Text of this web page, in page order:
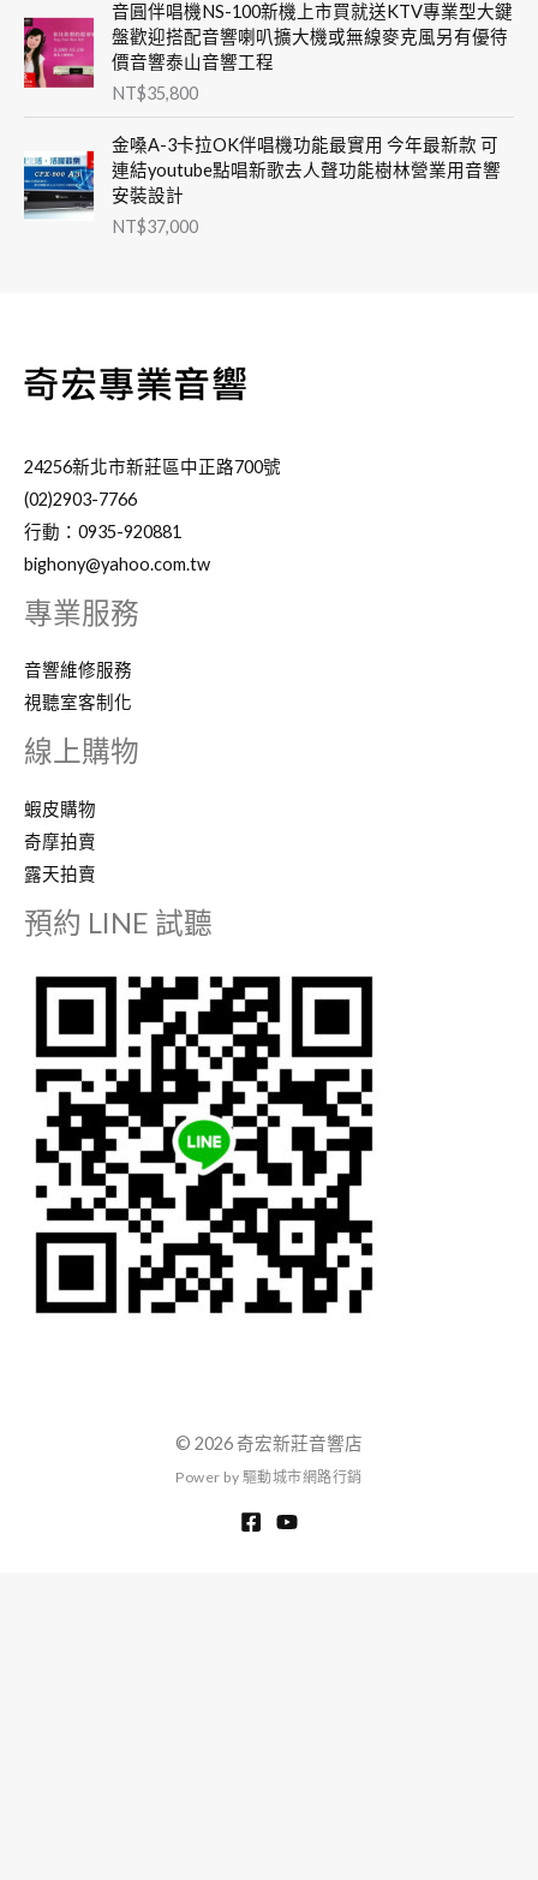
音圓伴唱機NS-100新機上市買就送KTV專業型大鍵
盤歡迎搭配音響喇叭擴大機或無線麥克風另有優待
價音響泰山音響工程
NT$35,800
金嗓A-3卡拉OK伴唱機功能最實用 今年最新款 可
連結youtube點唱新歌去人聲功能樹林營業用音響
安裝設計
NT$37,000
24256新北市新莊區中正路700號
(02)2903-7766
行動：0935-920881
bighony@yahoo.com.tw
專業服務
音響維修服務
視聽室客制化
線上購物
蝦皮購物
奇摩拍賣
露天拍賣
預約 LINE 試聽
© 2026 奇宏新莊音響店
Power by 驅動城市網路行銷